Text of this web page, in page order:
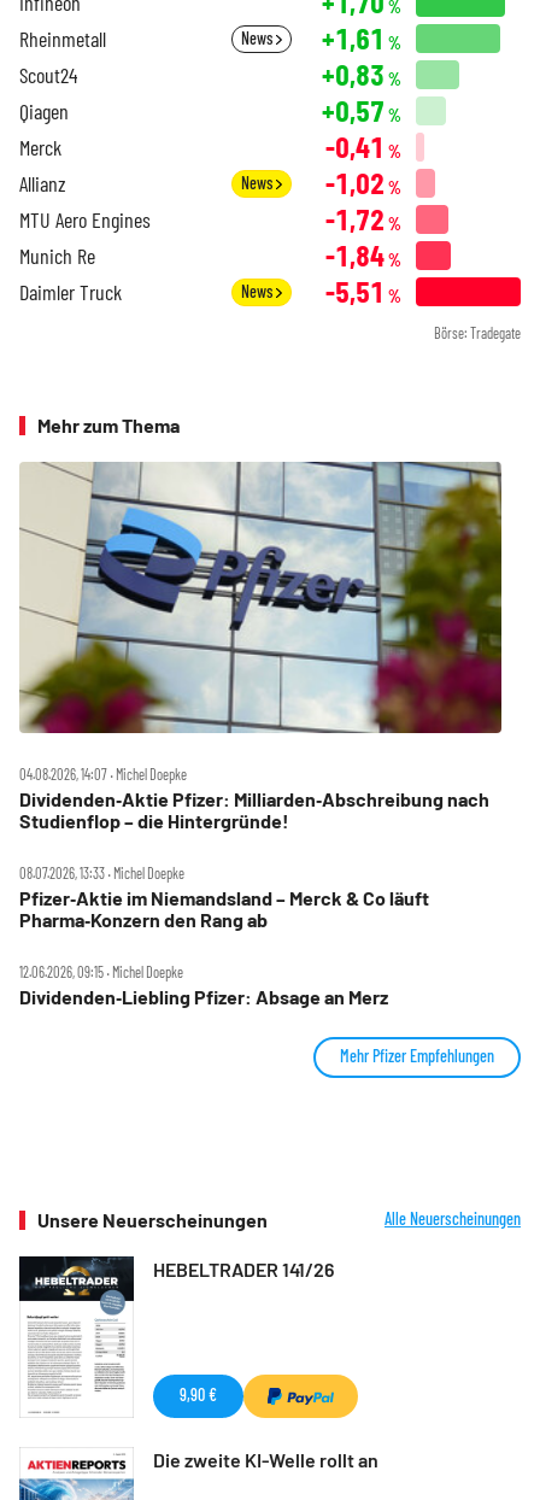
%
Rheinmetall News +1,61 %
Scout24 +0,83 %
Qiagen +0,57 %
Merck -0,41 %
Allianz News -1,02 %
MTU Aero Engines -1,72 %
Munich Re -1,84%
Daimler Truck News -5,51 %
Börse: Tradegate
Mehr zum Thema
04.08.2026, 14:07 ‧ Michel Doepke
Dividenden‑Aktie Pfizer: Milliarden‑Abschreibung nach
Studienflop – die Hintergründe!
08.07.2026, 13:33 ‧ Michel Doepke
Pfizer‑Aktie im Niemandsland – Merck & Co läuft
Pharma‑Konzern den Rang ab
12.06.2026, 09:15 ‧ Michel Doepke
Dividenden‑Liebling Pfizer: Absage an Merz
Mehr Pfizer Empfehlungen
Unsere Neuerscheinungen Alle Neuerscheinungen
HEBELTRADER 141/26
9,90 €
Die zweite KI-Welle rollt an